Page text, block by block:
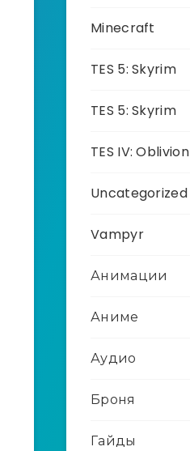
Minecraft
TES 5: Skyrim
TES 5: Skyrim
TES IV: Oblivion
Uncategorized
Vampyr
Анимации
Аниме
Аудио
Броня
Гайды